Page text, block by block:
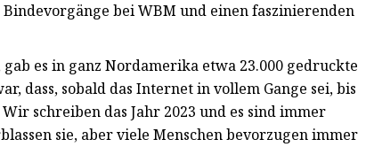
bei WBM und einen faszinierenden
es in ganz Nordamerika etwa 23.000 gedruckte
dass, sobald das Internet in vollem Gange sei, bis
schreiben das Jahr 2023 und es sind immer
sie, aber viele Menschen bevorzugen immer